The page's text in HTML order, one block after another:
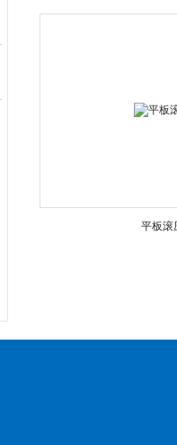
平板滚